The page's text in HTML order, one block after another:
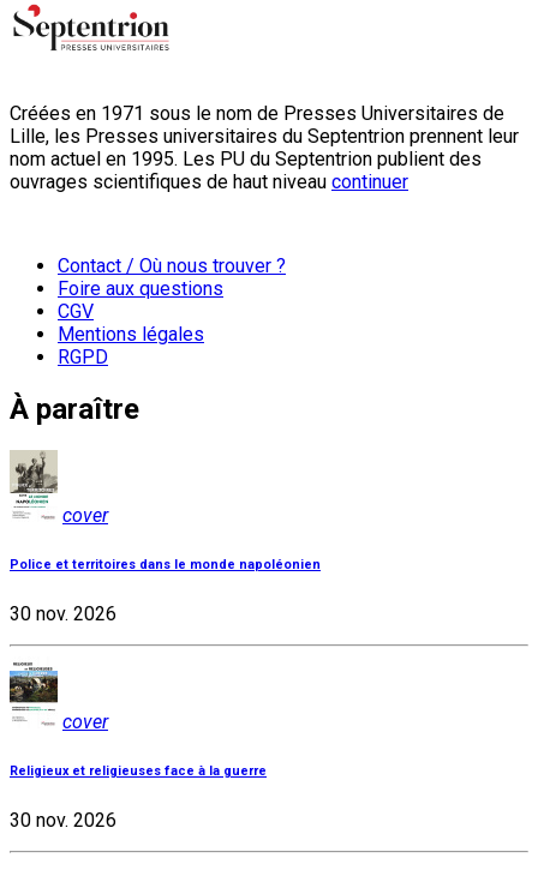
Créées en 1971 sous le nom de Presses Universitaires de
Lille, les Presses universitaires du Septentrion prennent leur
nom actuel en 1995. Les PU du Septentrion publient des
ouvrages scientifiques de haut niveau continuer
Contact / Où nous trouver ?
Foire aux questions
CGV
Mentions légales
RGPD
À paraître
cover
Police et territoires dans le monde napoléonien
30 nov. 2026
cover
Religieux et religieuses face à la guerre
30 nov. 2026